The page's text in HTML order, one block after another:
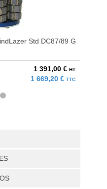
Std DC87/89 G
1 391,00 € HT
1 669,20 € TTC